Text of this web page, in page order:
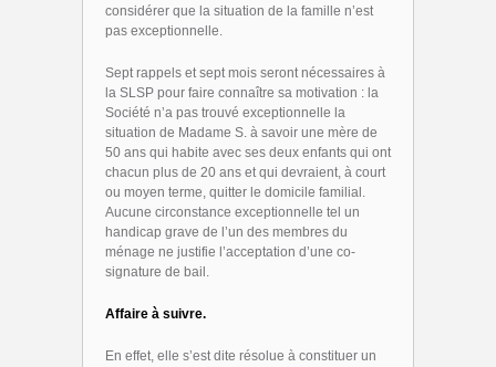
considérer que la situation de la famille n’est
pas exceptionnelle.
Sept rappels et sept mois seront nécessaires à
la SLSP pour faire connaître sa motivation : la
Société n’a pas trouvé exceptionnelle la
situation de Madame S. à savoir une mère de
50 ans qui habite avec ses deux enfants qui ont
chacun plus de 20 ans et qui devraient, à court
ou moyen terme, quitter le domicile familial.
Aucune circonstance exceptionnelle tel un
handicap grave de l’un des membres du
ménage ne justifie l’acceptation d’une co-
signature de bail.
Affaire à suivre.
En effet, elle s’est dite résolue à constituer un